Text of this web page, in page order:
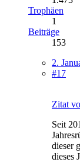
Trophäen
1
Beiträge
153
2.
#17
Zitat
Seit
dieser
dieses